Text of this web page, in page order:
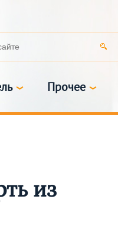
Прочее
из